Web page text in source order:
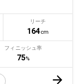
リーチ
164cm
フィニッシュ率
75%